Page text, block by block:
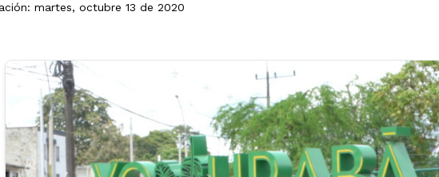
martes, octubre 13 de 2020